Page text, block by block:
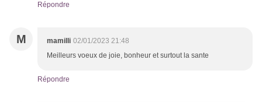
Répondre
M mamilli 02/01/2023 21:48
Meilleurs voeux de joie, bonheur et surtout la sante
Répondre